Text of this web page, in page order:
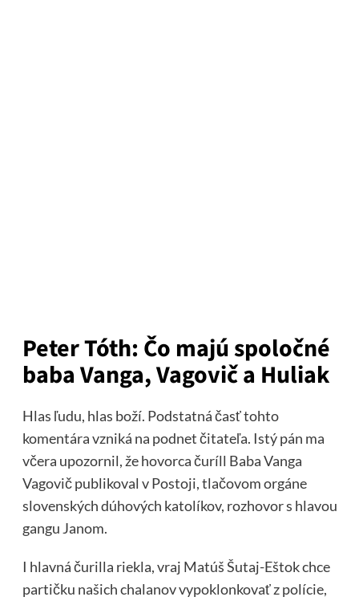
Peter Tóth: Čo majú spoločné
baba Vanga, Vagovič a Huliak
Hlas ľudu, hlas boží. Podstatná časť tohto
komentára vzniká na podnet čitateľa. Istý pán ma
včera upozornil, že hovorca čuríll Baba Vanga
Vagovič publikoval v Postoji, tlačovom orgáne
slovenských dúhových katolíkov, rozhovor s hlavou
gangu Janom.
I hlavná čurilla riekla, vraj Matúš Šutaj-Eštok chce
partičku našich chalanov vypoklonkovať z polície,